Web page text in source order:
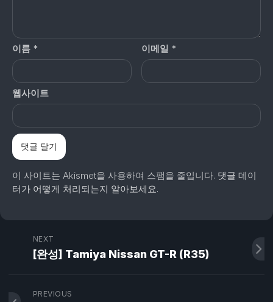
이름 * 이메일 *
웹사이트
이 사이트는 Akismet을 사용하여 스팸을 줄입니다. 댓글 데이
터가 어떻게 처리되는지 알아보세요.
NEXT
[완성] Tamiya Nissan GT-R (R35)
PREVIOUS